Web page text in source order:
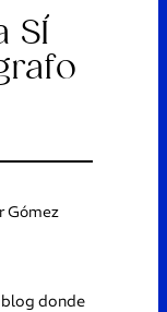
SÍ
Gómez
donde